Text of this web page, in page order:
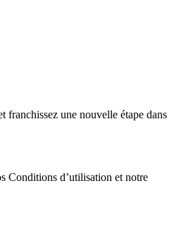
franchissez une nouvelle étape dans
Conditions d’utilisation et notre